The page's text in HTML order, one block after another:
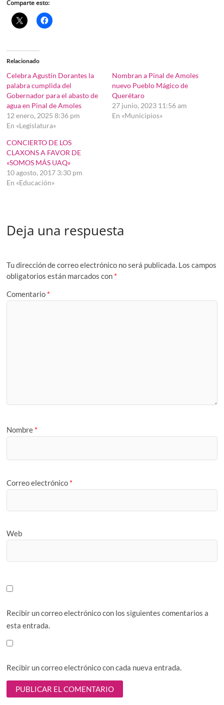
Comparte esto:
Relacionado
Celebra Agustín Dorantes la
palabra cumplida del
Gobernador para el abasto de
agua en Pinal de Amoles
12 enero, 2025 8:36 pm
En «Legislatura»
Nombran a Pinal de Amoles
nuevo Pueblo Mágico de
Querétaro
27 junio, 2023 11:56 am
En «Municipios»
CONCIERTO DE LOS
CLAXONS A FAVOR DE
«SOMOS MÁS UAQ»
10 agosto, 2017 3:30 pm
En «Educación»
Deja una respuesta
Tu dirección de correo electrónico no será publicada. Los campos
obligatorios están marcados con *
Comentario *
Nombre *
Correo electrónico *
Web
Recibir un correo electrónico con los siguientes comentarios a
esta entrada.
Recibir un correo electrónico con cada nueva entrada.